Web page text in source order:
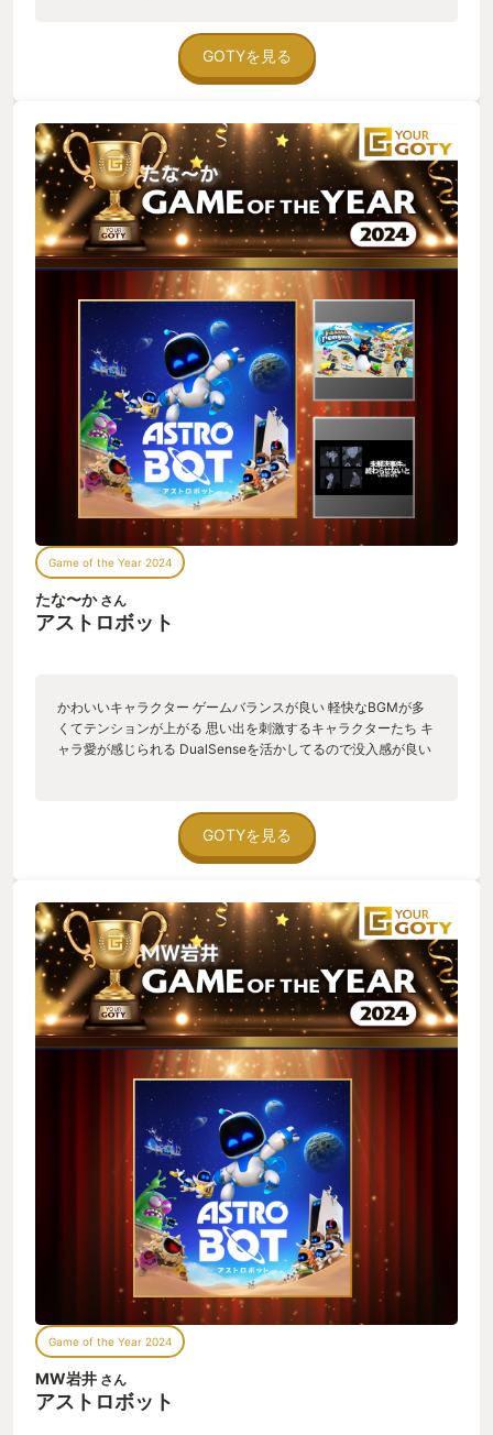
会であり、テーマパークであり、ラブレターでもある、非常に
愛に溢れた作品でした。ハード愛とはこういうものであるべ
き。 ゲームとしてはシンプルな3Dアクションではあるものの、
がらプレイ出来ました。 アストロ君は可愛くてプレイ中は終始
口角上がりっぱなし。PS作品の歴代スター達に扮した仲間集め
は、自分の今までのゲーム人生があってこその感慨深いがあ
り、懐かしさ驚きも可愛さも嬉しさもとにかく色んな感情が溢
れてきて一人じゃ受け止めきれないレベルでした🤯 時間の限ら
れている人生の中でこういう体験は何度も出来るものではない
ので、思い出深い一本になったことは間違いありませんね。幸
せな時間でした。
GOTYを見る
Game of the Year 2024
たな〜かさん
アストロボット
かわいいキャラクター ゲームバランスが良い 軽快なBGMが多
くてテンションが上がる 思い出を刺激するキャラクターたち キ
ャラ愛が感じられる DualSenseを活かしてるので没入感が良い
GOTYを見る
Game of the Year 2024
MW岩井 さん
アストロボット